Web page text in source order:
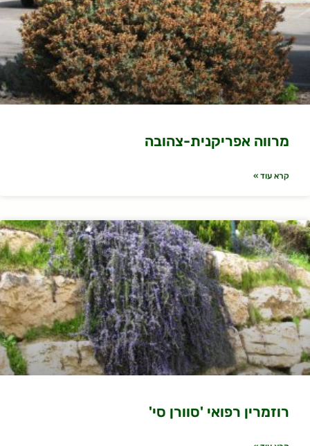
מרווה אפריקנית-צהובה
קרא עוד »
רוזמרין רפואי 'סוורן סי'